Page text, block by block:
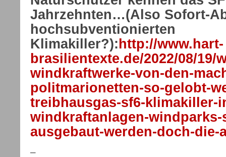
Jahrzehnten…(Also Sofort-
hochsubventionierten
Klimakiller?): http://www.hart-
brasilientexte.de/2022/08/19/
windkraftwerke-von-den-
politmarionetten-so-gelobt-
treibhausgas-sf6-klimakiller-
windkraftanlagen-
ausgebaut-werden-doch-die-
–